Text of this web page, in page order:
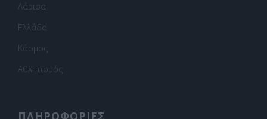
Λάρισα
Ελλάδα
Κόσμος
Αθλητισμός